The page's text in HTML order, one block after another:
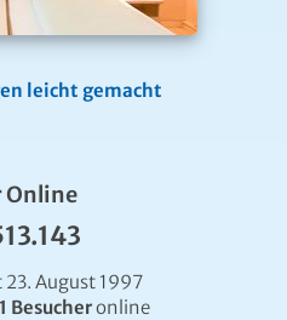
leicht gemacht
Online
23. August 1997
Besucheronline